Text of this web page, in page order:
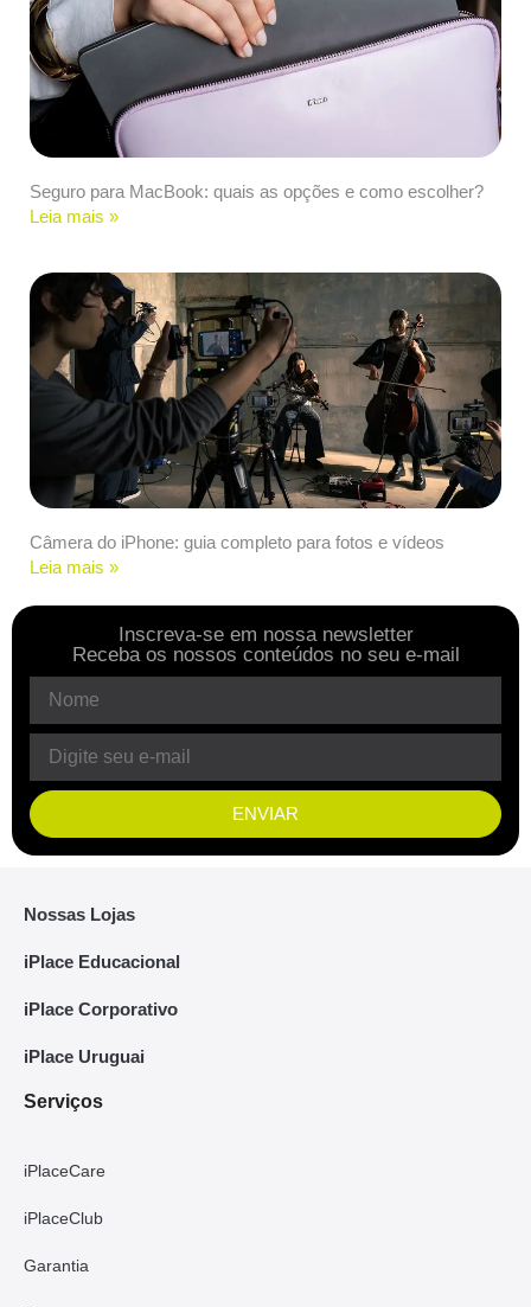
Seguro para MacBook: quais as opções e como escolher?
Leia mais »
Câmera do iPhone: guia completo para fotos e vídeos
Leia mais »
Inscreva-se em nossa newsletter
Receba os nossos conteúdos no seu e-mail
ENVIAR
Nossas Lojas
iPlace Educacional
iPlace Corporativo
iPlace Uruguai
Serviços
iPlaceCare
iPlaceClub
Garantia